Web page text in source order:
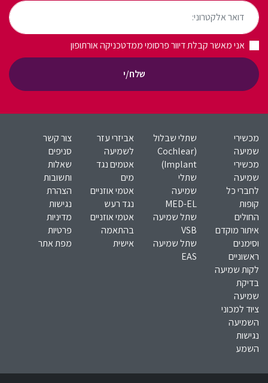
דואר אלקטרוני:
אני מאשר קבלת דיוור פרסומי ממדטכניקה אורתופון
שלח/י
מכשירי
שמיעה
מכשירי
שמיעה
לחברי כל
קופות
החולים
איתור מוקדם
וסימנים
ראשוניים
לקות שמיעה
בדיקת
שמיעה
ציוד למכוני
השמיעה
נגישות
השמע
שתלי שבלול
(Cochlear
Implant)​
שתלי
שמיעה
MED-EL​
שתל שמיעה
VSB
שתל שמיעה
EAS
אביזרי עזר
לשמיעה
אטמים נגד
מים
אטמי אוזניים
נגד רעש
אטמי אוזניים
בהתאמה
אישית
צור קשר
סניפים
שאלות
ותשובות
הצהרת
נגישות
מדיניות
פרטיות
מפת אתר